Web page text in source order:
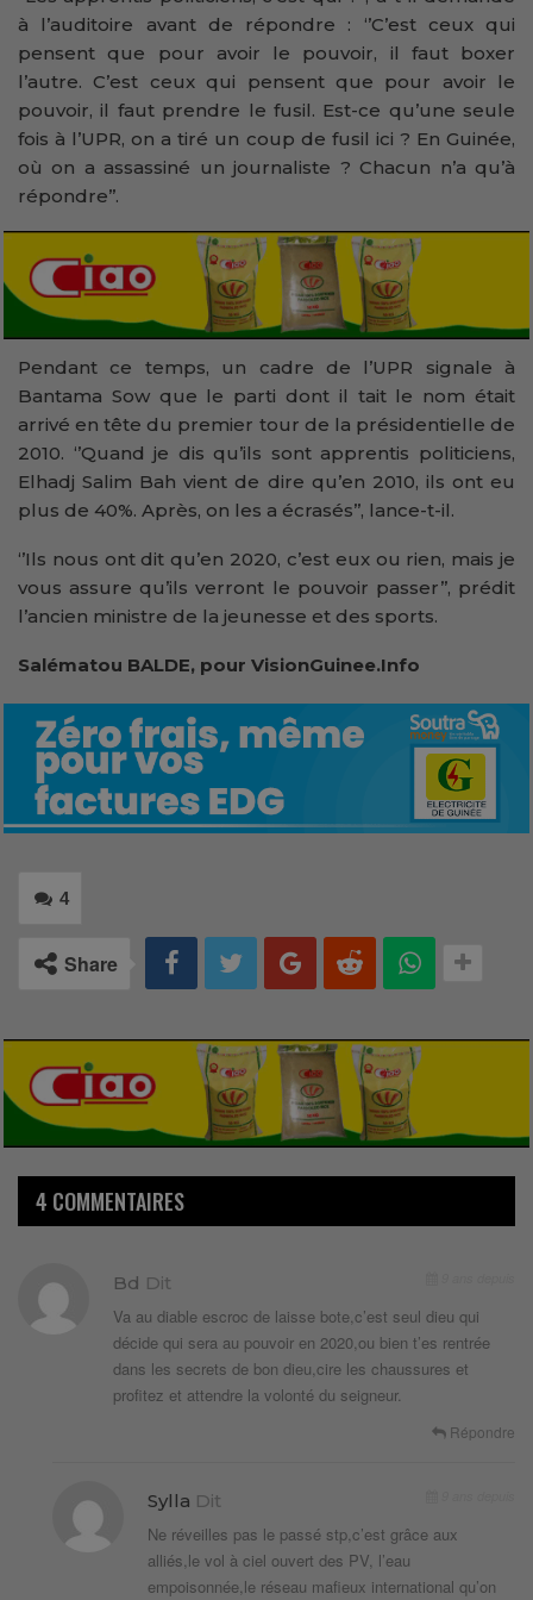
à l’auditoire avant de répondre : ‘’C’est ceux qui
pensent que pour avoir le pouvoir, il faut boxer
l’autre. C’est ceux qui pensent que pour avoir le
pouvoir, il faut prendre le fusil. Est-ce qu’une seule
fois à l’UPR, on a tiré un coup de fusil ici ? En Guinée,
où on a assassiné un journaliste ? Chacun n’a qu’à
répondre’’.
Pendant ce temps, un cadre de l’UPR signale à
Bantama Sow que le parti dont il tait le nom était
arrivé en tête du premier tour de la présidentielle de
2010. ‘’Quand je dis qu’ils sont apprentis politiciens,
Elhadj Salim Bah vient de dire qu’en 2010, ils ont eu
plus de 40%. Après, on les a écrasés’’, lance-t-il.
‘’Ils nous ont dit qu’en 2020, c’est eux ou rien, mais je
vous assure qu’ils verront le pouvoir passer’’, prédit
l’ancien ministre de la jeunesse et des sports.
Salématou BALDE, pour VisionGuinee.Info
4
Share
4 COMMENTAIRES
Bd Dit
Va au diable escroc de laisse bote,c’est seul dieu qui
décide qui sera au pouvoir en 2020,ou bien t’es rentrée
dans les secrets de bon dieu,cire les chaussures et
profitez et attendre la volonté du seigneur.
Répondre
Sylla Dit
Ne réveilles pas le passé stp,c’est grâce aux
alliés,le vol à ciel ouvert des PV, l’eau
empoisonnée,le réseau mafieux international qu’on